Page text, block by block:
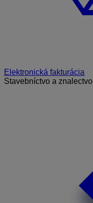
Elektronická fakturácia
Stavebníctvo a znalectvo